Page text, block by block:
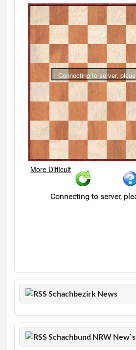
Schachbezirk News
Schachbund NRW New`s